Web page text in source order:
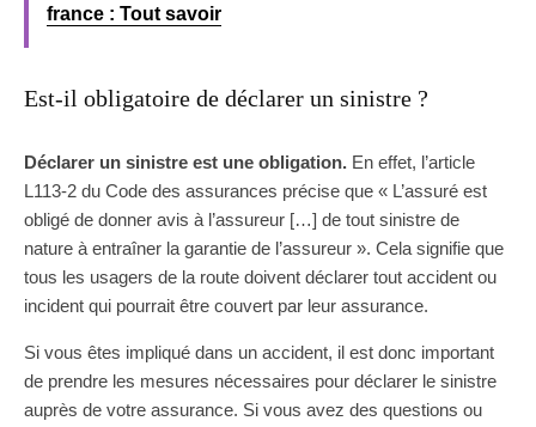
france : Tout savoir
Est-il obligatoire de déclarer un sinistre ?
Déclarer un sinistre est une obligation. En effet, l’article
L113-2 du Code des assurances précise que « L’assuré est
obligé de donner avis à l’assureur […] de tout sinistre de
nature à entraîner la garantie de l’assureur ». Cela signifie que
tous les usagers de la route doivent déclarer tout accident ou
incident qui pourrait être couvert par leur assurance.
Si vous êtes impliqué dans un accident, il est donc important
de prendre les mesures nécessaires pour déclarer le sinistre
auprès de votre assurance. Si vous avez des questions ou